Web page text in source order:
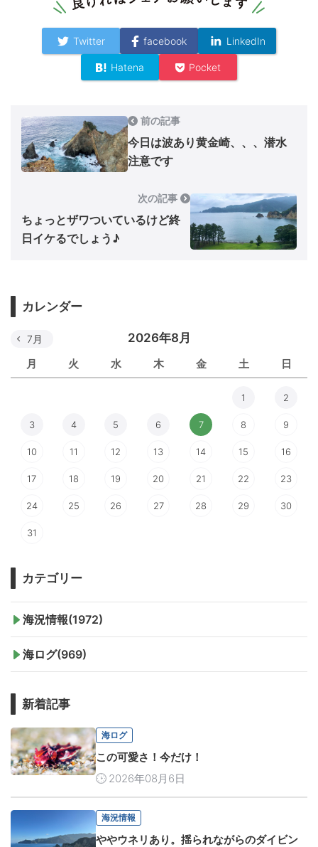
Twitter facebook LinkedIn
Hatena Pocket
前の記事
今日は波あり黄金崎、、、潜水
注意です
次の記事
ちょっとザワついているけど終
日イケるでしょう♪
カレンダー
2026年8月
月 火 水 木 金 土 日
7月
1 2
3 4 5 6 7 8 9
10 11 12 13 14 15 16
17 18 19 20 21 22 23
24 25 26 27 28 29 30
31
カテゴリー
海況情報(1972)
海ログ(969)
新着記事
海ログ
この可愛さ！今だけ！
2026年08月6日
海況情報
ややウネリあり。揺られながらのダイビン